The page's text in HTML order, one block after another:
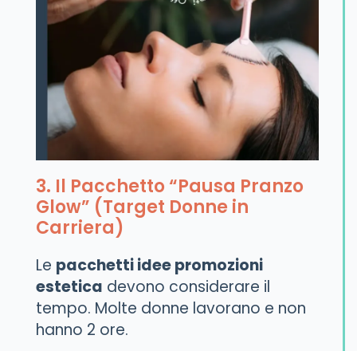
3. Il Pacchetto “Pausa Pranzo
Glow” (Target Donne in
Carriera)
Le pacchetti idee promozioni
estetica devono considerare il
tempo. Molte donne lavorano e non
hanno 2 ore.